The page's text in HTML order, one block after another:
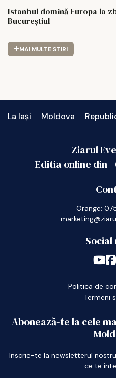
Istanbul domină Europa la
Bucureștiul
MAI MULTE STIRI
La Iași Moldova
Ziarul
Editia online din -
Orange:
Social
Politica de
Termeni
Abonează-te la cele
Inscrie-te la newsletterul
ce te